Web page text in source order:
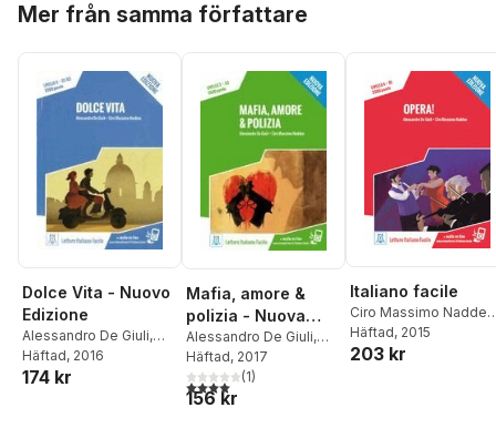
Mer från samma författare
Dolce Vita - Nuovo
Edizione
Alessandro De Giuli,
Ciro Massimo Naddeo
Häftad, 2016
174 kr
Mafia, amore &
polizia - Nuova
Edizione. Livello 3
Alessandro De Giuli,
Ciro Massimo Naddeo
Häftad, 2017
4,0utav 5 stjärnor. Totalt antal röster:
(1)
156 kr
Italiano facile
Ciro Massimo Naddeo
Alessandro De Giuli
Häftad, 2015
203 kr